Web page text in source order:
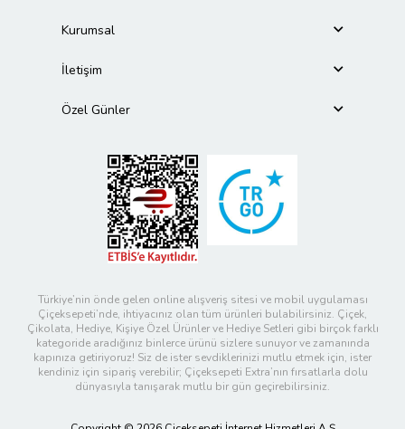
Kurumsal
İletişim
Özel Günler
Türkiye’nin önde gelen online alışveriş sitesi ve mobil uygulaması
Çiçeksepeti’nde, ihtiyacınız olan tüm ürünleri bulabilirsiniz. Çiçek,
Çikolata, Hediye, Kişiye Özel Ürünler ve Hediye Setleri gibi birçok farklı
kategoride aradığınız binlerce ürünü sizlere sunuyor ve zamanında
kapınıza getiriyoruz! Siz de ister sevdiklerinizi mutlu etmek için, ister
kendiniz için sipariş verebilir; Çiçeksepeti Extra’nın fırsatlarla dolu
dünyasıyla tanışarak mutlu bir gün geçirebilirsiniz.